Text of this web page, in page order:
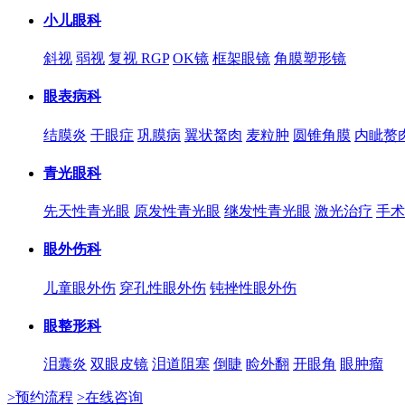
小儿眼科
斜视 弱视 复视 RGP OK镜 框架眼镜 角膜塑形镜
眼表病科
结膜炎 干眼症 巩膜病 翼状胬肉 麦粒肿 圆锥角膜 内眦赘
青光眼科
先天性青光眼 原发性青光眼 继发性青光眼 激光治疗 手
眼外伤科
儿童眼外伤 穿孔性眼外伤 钝挫性眼外伤
眼整形科
泪囊炎 双眼皮镜 泪道阻塞 倒睫 睑外翻 开眼角 眼肿瘤
>预约流程 >在线咨询